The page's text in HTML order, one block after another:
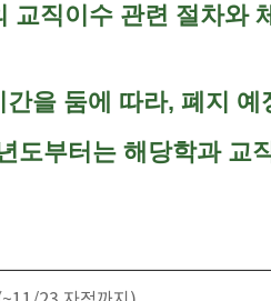
교직이수 관련 절차와
을 둠에 따라, 폐지
부터는 해당학과 교